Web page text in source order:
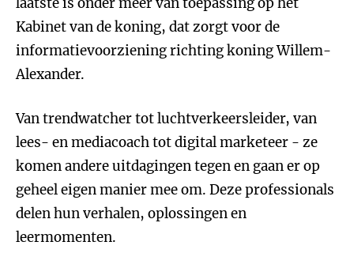
Kabinet van de koning, dat zorgt voor de
informatievoorziening richting koning Willem-
Alexander.
Van trendwatcher tot luchtverkeersleider, van
lees- en mediacoach tot digital marketeer - ze
komen andere uitdagingen tegen en gaan er op
geheel eigen manier mee om. Deze professionals
delen hun verhalen, oplossingen en
leermomenten.